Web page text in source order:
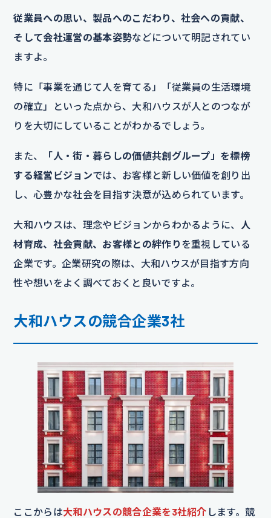
従業員への思い、製品へのこだわり、社会への貢献、
そして会社運営の基本姿勢などについて明記されてい
ますよ。
特に「事業を通じて人を育てる」「従業員の生活環境
の確立」といった点から、大和ハウスが人とのつなが
りを大切にしていることがわかるでしょう。
また、
「人・街・暮らしの価値共創グループ」を標榜
する経営ビジョンでは、お客様と新しい価値を創り出
し、心豊かな社会を目指す決意が込められています。
大和ハウスは、理念やビジョンからわかるように、
人
材育成、社会貢献、お客様との絆作り を重視している
企業です。企業研究の際は、大和ハウスが目指す方向
性や想いをよく調べておくと良いですよ。
大和ハウスの競合企業3社
ここからは大和ハウスの競合企業を3社紹介 します。競